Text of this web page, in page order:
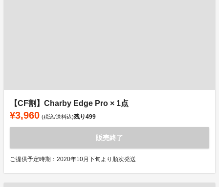
【CF割】Charby Edge Pro × 1点
¥3,960 (税込/送料込)残り499
販売終了
ご提供予定時期：2020年10月下旬より順次発送